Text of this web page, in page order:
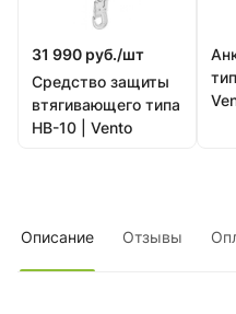
31 990 руб./шт
Средство защиты
втягивающего типа
НВ-10 | Vento
Описание Отзывы